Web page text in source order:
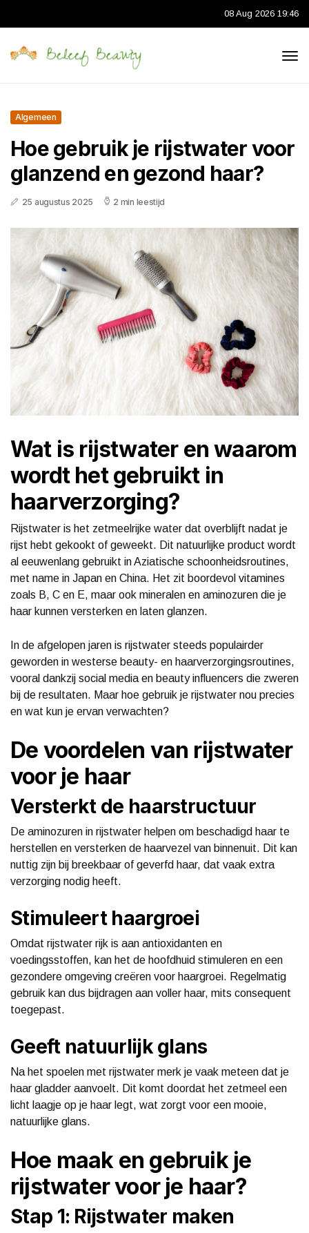
08 Aug 2026 19:46
Algemeen
Hoe gebruik je rijstwater voor
glanzend en gezond haar?
25 augustus 2025 2 min leestijd
Wat is rijstwater en waarom
wordt het gebruikt in
haarverzorging?
Rijstwater is het zetmeelrijke water dat overblijft nadat je
rijst hebt gekookt of geweekt. Dit natuurlijke product wordt
al eeuwenlang gebruikt in Aziatische schoonheidsroutines,
met name in Japan en China. Het zit boordevol vitamines
zoals B, C en E, maar ook mineralen en aminozuren die je
haar kunnen versterken en laten glanzen.
In de afgelopen jaren is rijstwater steeds populairder
geworden in westerse beauty- en haarverzorgingsroutines,
vooral dankzij social media en beauty influencers die zweren
bij de resultaten. Maar hoe gebruik je rijstwater nou precies
en wat kun je ervan verwachten?
De voordelen van rijstwater
voor je haar
Versterkt de haarstructuur
De aminozuren in rijstwater helpen om beschadigd haar te
herstellen en versterken de haarvezel van binnenuit. Dit kan
nuttig zijn bij breekbaar of geverfd haar, dat vaak extra
verzorging nodig heeft.
Stimuleert haargroei
Omdat rijstwater rijk is aan antioxidanten en
voedingsstoffen, kan het de hoofdhuid stimuleren en een
gezondere omgeving creëren voor haargroei. Regelmatig
gebruik kan dus bijdragen aan voller haar, mits consequent
toegepast.
Geeft natuurlijk glans
Na het spoelen met rijstwater merk je vaak meteen dat je
haar gladder aanvoelt. Dit komt doordat het zetmeel een
licht laagje op je haar legt, wat zorgt voor een mooie,
natuurlijke glans.
Hoe maak en gebruik je
rijstwater voor je haar?
Stap 1: Rijstwater maken